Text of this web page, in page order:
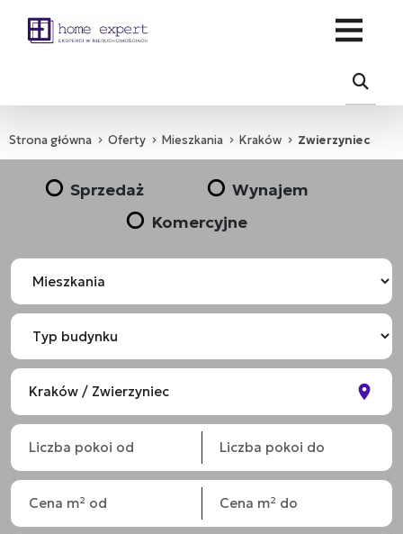
Strona główna Oferty Mieszkania Kraków Zwierzyniec
Sprzedaż
Wynajem
Komercyjne